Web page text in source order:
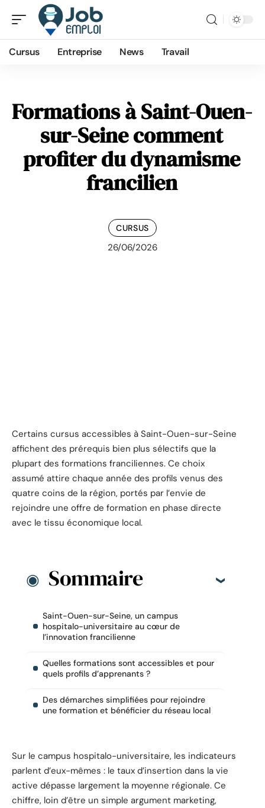
Cursus Entreprise News Travail
Formations à Saint-Ouen-
sur-Seine comment
profiter du dynamisme
francilien
CURSUS
26/06/2026
Certains cursus accessibles à Saint-Ouen-sur-Seine
affichent des prérequis bien plus sélectifs que la
plupart des formations franciliennes. Ce choix
assumé attire chaque année des profils venus des
quatre coins de la région, portés par l’envie de
rejoindre une offre de formation en phase directe
avec le tissu économique local.
Sommaire
Saint-Ouen-sur-Seine, un campus
hospitalo-universitaire au cœur de
l’innovation francilienne
Quelles formations sont accessibles et pour
quels profils d’apprenants ?
Des démarches simplifiées pour rejoindre
une formation et bénéficier du réseau local
Sur le campus hospitalo-universitaire, les indicateurs
parlent d’eux-mêmes : le taux d’insertion dans la vie
active dépasse largement la moyenne régionale. Ce
chiffre, loin d’être un simple argument marketing,